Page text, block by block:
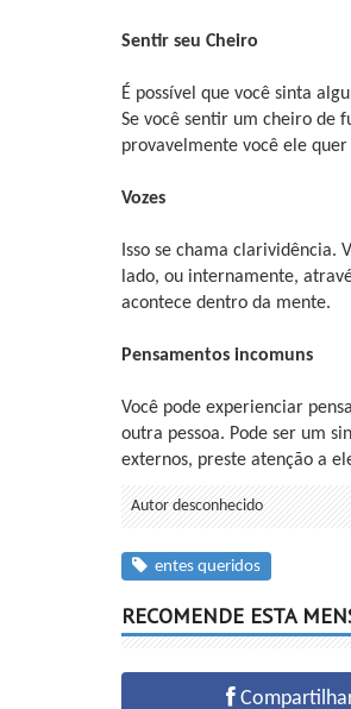
Sentir seu Cheiro
É possível que você sinta
Se você sentir um cheiro de
provavelmente você ele
Vozes
Isso se chama clarividência.
lado, ou internamente,
acontece dentro da mente.
Pensamentos incomuns
Você pode experienciar
outra pessoa. Pode ser um
externos, preste atenção a
Autor desconhecido
entes queridos
RECOMENDE ESTA